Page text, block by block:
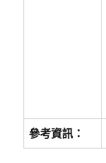
參考資訊：